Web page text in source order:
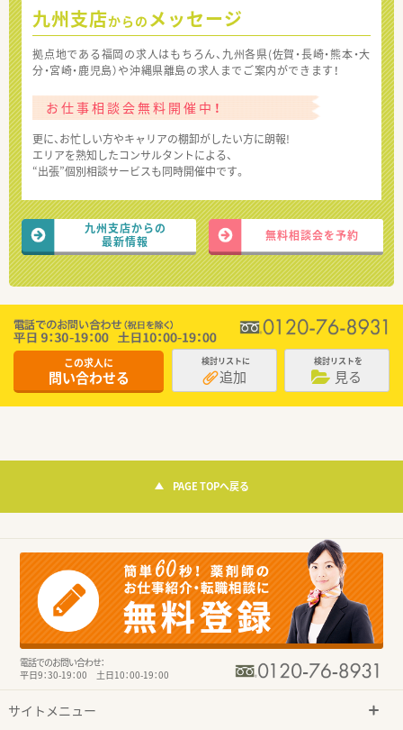
九州支店からの メッセージ
拠点地である福岡の求人はもちろん、九州各県(佐賀・長崎・熊本・大
分・宮崎・鹿児島）や沖縄県離島の求人までご案内ができます！
お仕事相談会無料開催中！
更に、お忙しい方やキャリアの棚卸がしたい方に朗報!
エリアを熟知したコンサルタントによる、
“出張”個別相談サービスも同時開催中です。
九州支店からの
最新情報
無料相談会を予約
この求人に
問い合わせる
検討リストに
追加
検討リストを
見る
PAGE TOPへ戻る
電話でのお問い合わせ：
平日9：30-19：00 土日10：00-19：00
サイトメニュー